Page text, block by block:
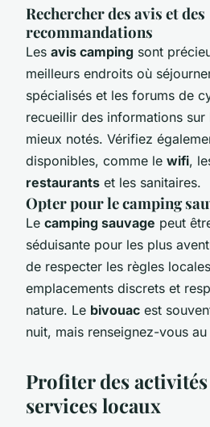
Rechercher des avis et des
recommandations
Les avis camping sont
meilleurs endroits où
spécialisés et les forums de
recueillir des informations sur
mieux notés. Vérifiez
disponibles, comme le wifi,
restaurants et les sanitaires.
Opter pour le camping
Le camping sauvage peut
séduisante pour les plus
de respecter les règles
emplacements discrets et
nature. Le bivouac est
nuit, mais renseignez-vous
Profiter des activités
services locaux